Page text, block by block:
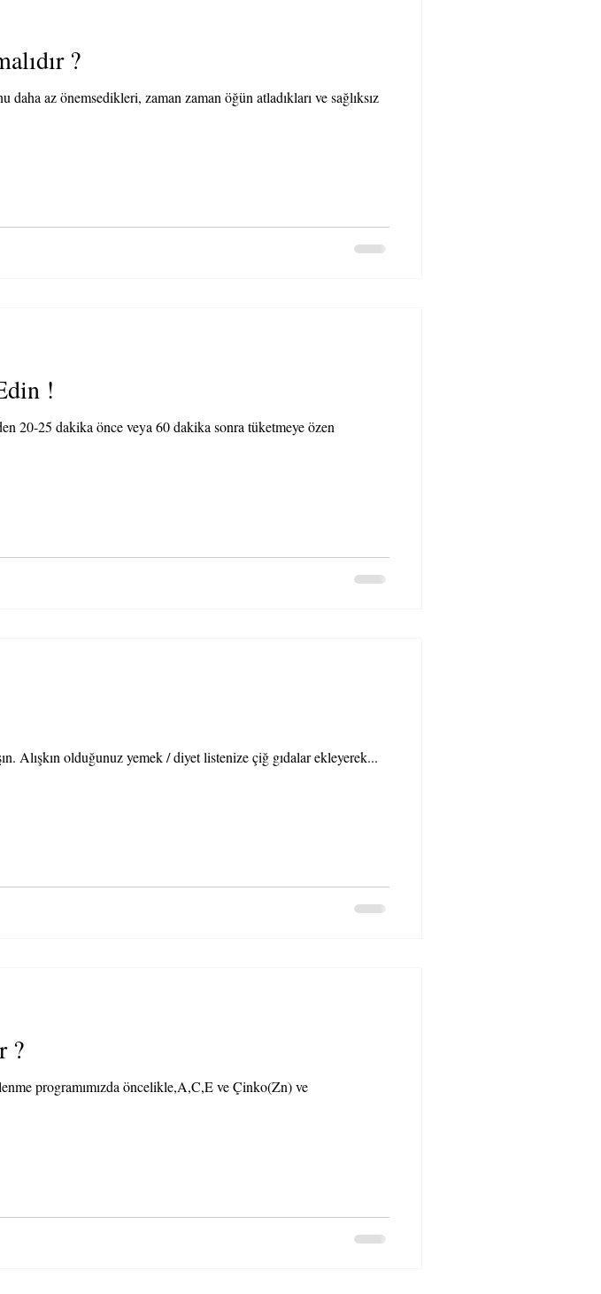
?
az önemsedikleri, zaman zaman öğün atladıkları ve sağlıksız
!
20-25 dakika önce veya 60 dakika sonra tüketmeye özen
tüketmeye çalışın. Alışkın olduğunuz yemek / diyet listenize çiğ gıdalar ekleyerek...
?
programımızda öncelikle,A,C,E ve Çinko(Zn) ve